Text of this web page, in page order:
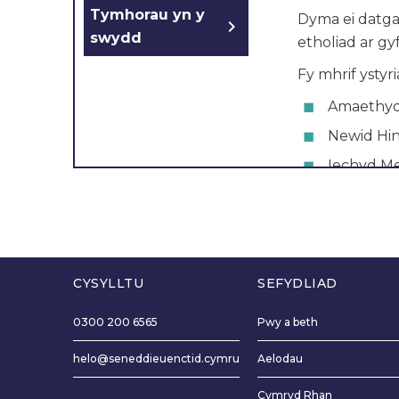
Tymhorau yn y
swydd
chevron_right
Dymaei
etholiad ar
Fy mhrif
Newid
Iechyd
gaiff ei redeg
prif faterion
rydym ni fel
hwynebu,
ddyfodol
CYSYLLTU
0300 200 6565
helo@seneddieuenctid.cymru
SEFYDLIAD
Pwy a beth
Aelodau
Cymryd Rhan